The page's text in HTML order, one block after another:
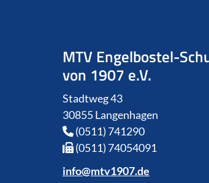
MTV Engelbostel-
von 1907 e.V.
Stadtweg 43
30855 Langenhagen
(0511) 741290
(0511) 74054091
info@mtv1907.de